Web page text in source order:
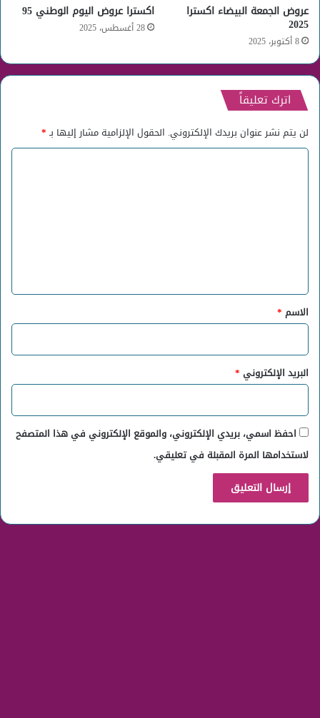
عروض الجمعة البيضاء اكسترا
2025
8 أكتوبر، 2025
اكسترا عروض اليوم الوطني 95
28 أغسطس، 2025
اترك تعليقاً
لن يتم نشر عنوان بريدك الإلكتروني. الحقول الإلزامية مشار إليها بـ*
*
الاسم *
البريد الإلكتروني *
احفظ اسمي، بريدي الإلكتروني، والموقع الإلكتروني في هذا المتصفح
لاستخدامها المرة المقبلة في تعليقي.